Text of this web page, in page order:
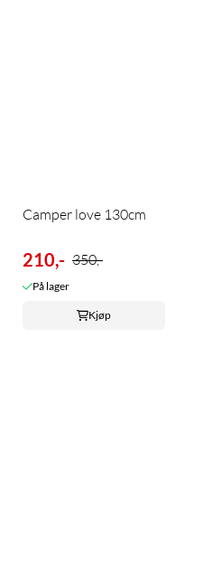
Camper love 130cm
210,- 350,-
På lager
Kjøp